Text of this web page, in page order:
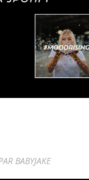
BABYJAKE